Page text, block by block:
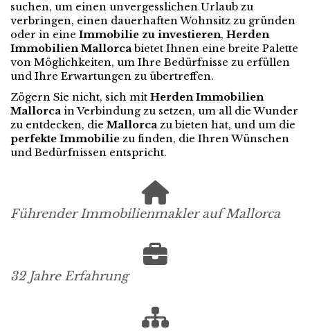
suchen, um einen unvergesslichen Urlaub zu
verbringen, einen dauerhaften Wohnsitz zu gründen
oder in eine Immobilie zu investieren, Herden
Immobilien Mallorcabietet Ihnen eine breite Palette
von Möglichkeiten, um Ihre Bedürfnisse zu erfüllen
und Ihre Erwartungen zu übertreffen.
Zögern Sie nicht, sich mit Herden Immobilien
Mallorca in Verbindung zu setzen, um all die Wunder
zu entdecken, die Mallorca zu bieten hat, und um die
perfekte Immobilie zu finden, die Ihren Wünschen
und Bedürfnissen entspricht.
Führender Immobilienmakler auf Mallorca
32 Jahre Erfahrung